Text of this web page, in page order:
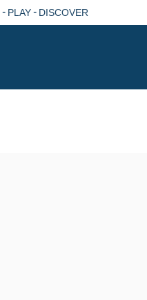
- PLAY- DISCOVER